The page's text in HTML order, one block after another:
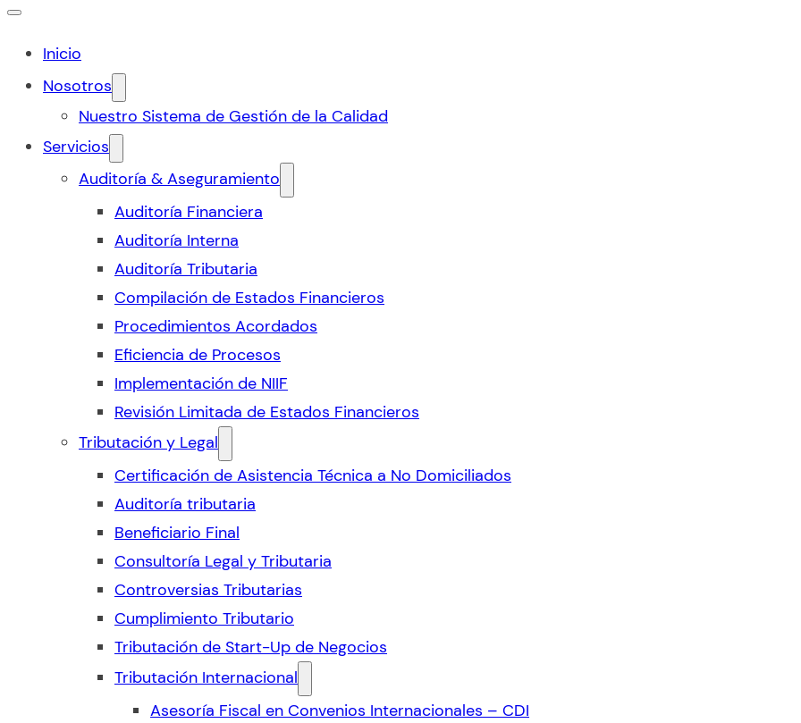
Inicio
Nosotros
Nuestro Sistema de Gestión de la Calidad
Servicios
Auditoría & Aseguramiento
Auditoría Financiera
Auditoría Interna
Auditoría Tributaria
Compilación de Estados Financieros
Procedimientos Acordados
Eficiencia de Procesos
Implementación de NIIF
Revisión Limitada de Estados Financieros
Tributación y Legal
Certificación de Asistencia Técnica a No Domiciliados
Auditoría tributaria
Beneficiario Final
Consultoría Legal y Tributaria
Controversias Tributarias
Cumplimiento Tributario
Tributación de Start-Up de Negocios
Tributación Internacional
Asesoría Fiscal en Convenios Internacionales – CDI